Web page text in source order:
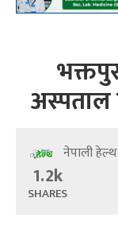
अस्पताल
नेपाली हेल्थ
1.2k
SHARES